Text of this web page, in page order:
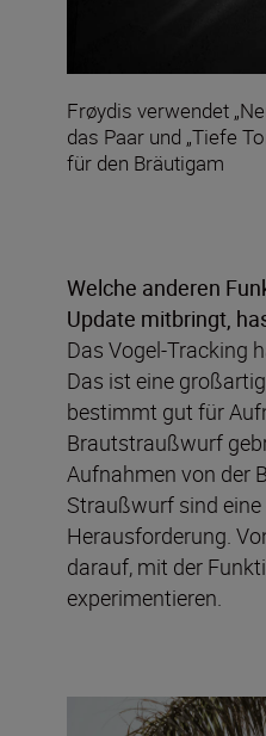
Frøydis verwendet
das Paar und „Tiefe
für den Bräutigam
Welche anderen
Update mitbringt,
Das Vogel-Tracking
Das ist eine
bestimmt gut für
Brautstraußwurf
Aufnahmen von der
Straußwurf sind eine
Herausforderung.
darauf, mit der
experimentieren.